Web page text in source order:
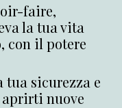
faire,
la tua vita
con il potere
sicurezza e
aprirti nuove